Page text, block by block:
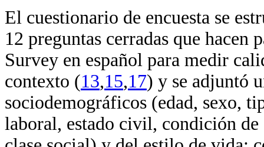
El cuestionario de encuesta se
12 preguntas cerradas que
Survey en español para medir
contexto (13,15,17) y se adjuntó
sociodemográficos (edad, sexo,
laboral, estado civil, condición